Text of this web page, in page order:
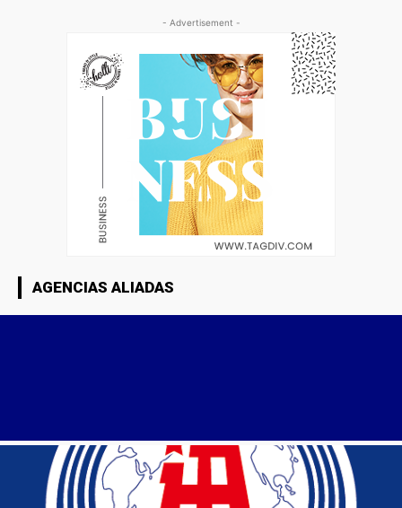
- Advertisement -
AGENCIAS ALIADAS